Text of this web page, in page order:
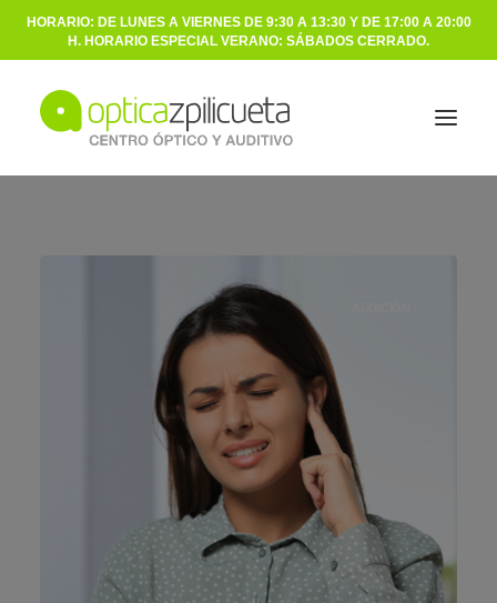
HORARIO: DE LUNES A VIERNES DE 9:30 A 13:30 Y DE 17:00 A 20:00
H. HORARIO ESPECIAL VERANO: SÁBADOS CERRADO.
AUDICIÓN
NOSOTROS
BLOG
CONTACTO